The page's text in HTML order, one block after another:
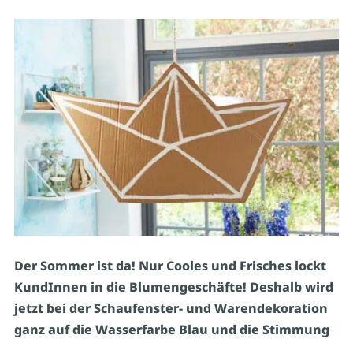
Der Sommer ist da! Nur Cooles und Frisches lockt
KundInnen in die Blumengeschäfte! Deshalb wird
jetzt bei der Schaufenster- und Warendekoration
ganz auf die Wasserfarbe Blau und die Stimmung